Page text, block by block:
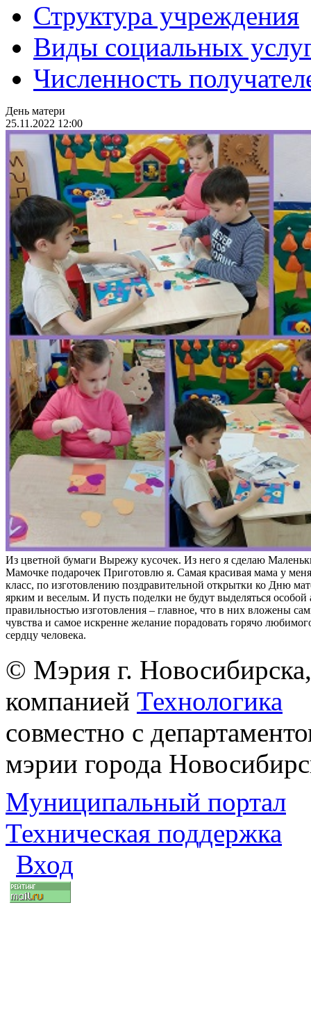
Структура учреждения
Виды социальных
Численность
День матери
25.11.2022 12:00
Из цветной бумаги Вырежу кусочек. Из него я сделаю
Мамочке подарочек Приготовлю я. Самая красивая мама у
класс, по изготовлению поздравительной открытки ко Дню
ярким и веселым. И пусть поделки не будут выделяться особой
правильностью изготовления – главное, что в них вложены
чувства и самое искренне желание порадовать горячо
сердцу человека.
© Мэрия г.
компанией Технологика
совместно с
мэрии города
Муниципальный портал
Техническая поддержка
Вход